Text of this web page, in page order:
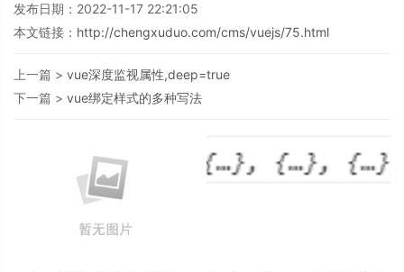
发布日期：2022-11-17 22:21:05
本文链接： http://chengxuduo.com/cms/vuejs/75.html
上一篇 > vue深度监视属性,deep=true
下一篇 > vue绑定样式的多种写法